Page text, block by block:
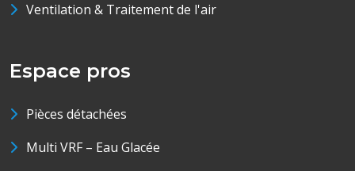
Ventilation & Traitement de l'air
Espace pros
Pièces détachées
Multi VRF – Eau Glacée